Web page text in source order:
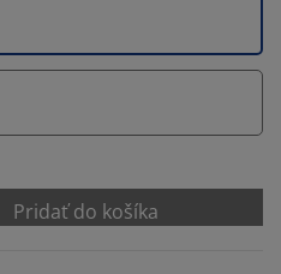
Pridať do košíka